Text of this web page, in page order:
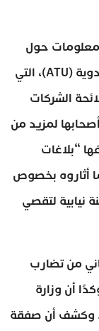
معلومات حول
موضوع تراخيص الاستعمال الاستثنائي للأدوية (ATU)، التي
الشركات
لمزيد من
“بلاغات
أثاروه بخصوص
نيابية لتقصي
من تضارب
أن وزارة
وكشف أن صفقة